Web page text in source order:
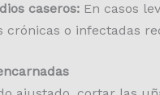
caseros:En casos
crónicas o infectadas